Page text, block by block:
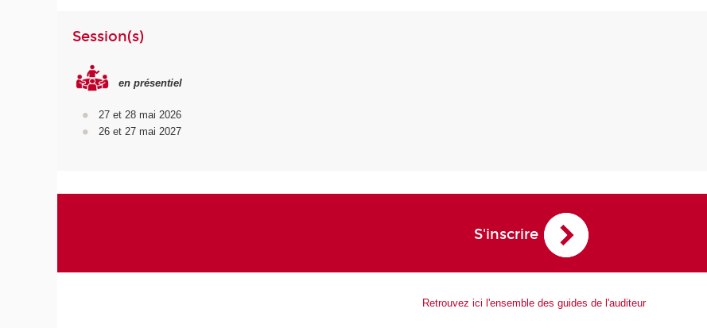
Session(s)
en présentiel
27 et 28 mai 2026
26 et 27 mai 2027
S'inscrire
Retrouvez ici l'ensemble des guides de l'auditeur